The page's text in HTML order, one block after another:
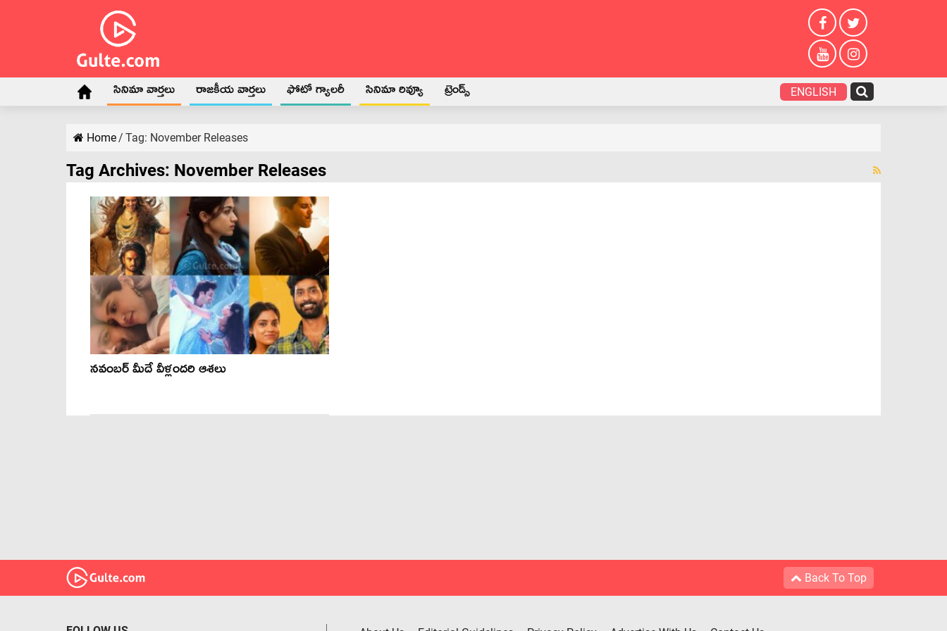
సినిమా వార్తలు రాజకీయ వార్తలు ఫోటో గ్యాలరీ సినిమా రివ్యూ ట్రెండ్స్ ENGLISH
Home/ Tag: November Releases
Tag Archives: November Releases
నవంబర్ మీదే వీళ్లందరి ఆశలు
Back To Top